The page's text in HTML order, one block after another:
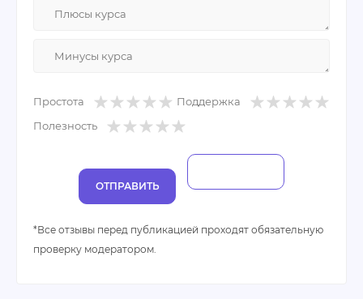
Простота
Поддержка
Полезность
ОТПРАВИТЬ
*Все отзывы перед публикацией проходят обязательную
проверку модератором.